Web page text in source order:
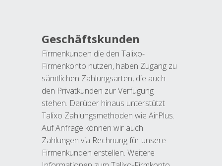
Geschäftskunden
Firmenkunden die den Talixo-
Firmenkonto nutzen, haben Zugang zu
sämtlichen Zahlungsarten, die auch
den Privatkunden zur Verfügung
stehen. Darüber hinaus unterstützt
Talixo Zahlungsmethoden wie AirPlus.
Auf Anfrage können wir auch
Zahlungen via Rechnung für unsere
Firmenkunden erstellen. Weitere